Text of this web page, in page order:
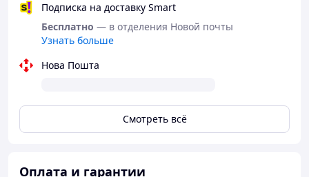
Подписка на доставку Smart
Бесплатно — в отделения Новой почты
Узнать больше
Нова Пошта
Смотреть всё
Оплата и гарантии